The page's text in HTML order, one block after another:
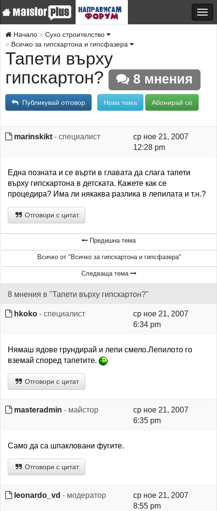
Начало
Сухо строителство
Всичко за гипскартона и гипсфазера
Тапети върху
гипскартон?
8 мнения
Публикувай отговор Нова тема Абонирай се
marinskikt - специалист
ср ное 21, 2007
12:28 pm
Една позната и се върти в главата да слага тапети
върху гипскартона в детската. Кажете как се
процедира? Има ли някаква разлика в лепилата и т.н.?
Отговори с цитат
Предишна тема
Всичко от "Всичко за гипскартона и гипсфазера"
Следваща тема
8 мнения в "Тапети върху гипскартон?"
hkoko - специалист
ср ное 21, 2007
6:34 pm
Нямаш ядове грундирай и лепи смело.Лепилото го
вземай според тапетите.
Отговори с цитат
masteradmin - майстор
ср ное 21, 2007
6:35 pm
Само да са шпакловани фугите.
Отговори с цитат
leonardo_vd - модератор
ср ное 21, 2007
8:55 pm